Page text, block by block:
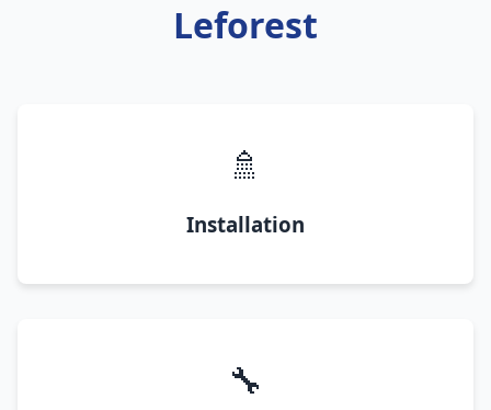
Leforest
🚿
Installation
🔧